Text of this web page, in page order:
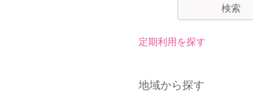
検索
定期利用を探す
地域から探す